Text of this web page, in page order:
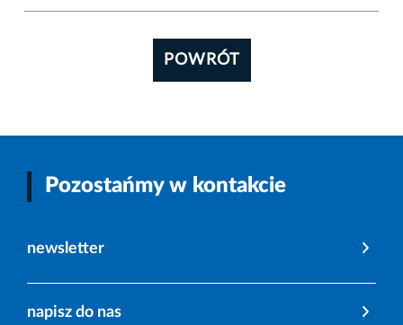
POWRÓT
Pozostańmy w kontakcie
newsletter
napisz do nas